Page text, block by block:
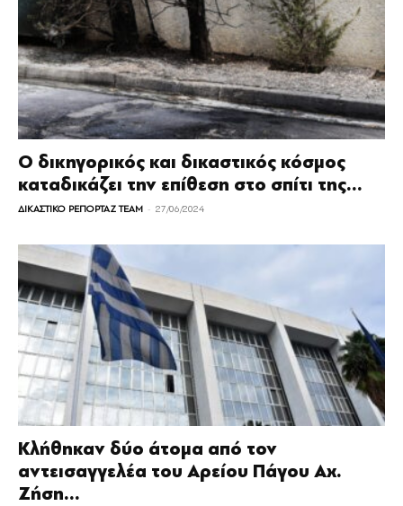
Ο δικηγορικός και δικαστικός κόσμος
καταδικάζει την επίθεση στο σπίτι της...
ΔΙΚΑΣΤΙΚΟ ΡΕΠΟΡΤΑΖ TEAM - 27/06/2024
Κλήθηκαν δύο άτομα από τον
αντεισαγγελέα του Αρείου Πάγου Αχ.
Ζήση...